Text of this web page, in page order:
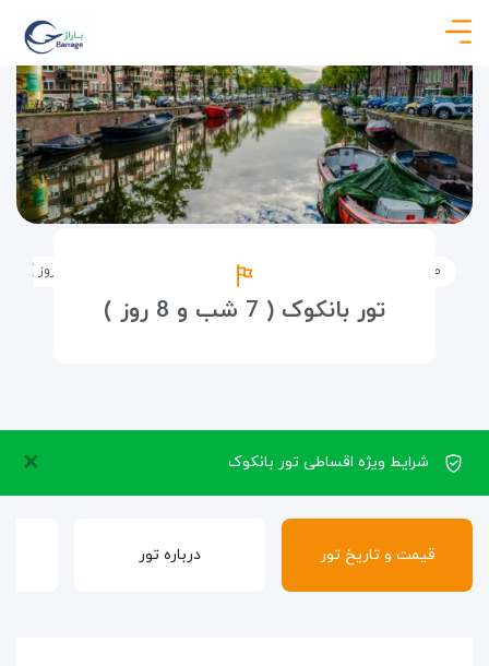
صفحه نخست تورهای خارجی
تور بانکوک ( 7 شب و 8 روز )
× شرایط ویژه اقساطی تور بانکوک
قیمت و تاریخ تور درباره تور